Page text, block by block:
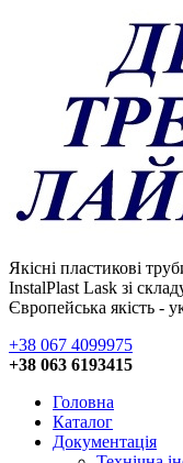
Якісні пластикові
InstalPlast Lask зі
Європейська якість -
+38 067 4099975
+38 063 6193415
Головна
Каталог
Документація